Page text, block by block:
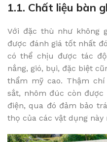
1.1. Chất liệu bàn
Với đặc thù như không
được đánh giá tốt nhất
có thể chịu được tác
nắng, gió, bụi, đặc biệt
thẩm mỹ cao. Thậm
sắt, nhôm đúc còn
điện, qua đó đảm bảo
thọ của các vật dụng này